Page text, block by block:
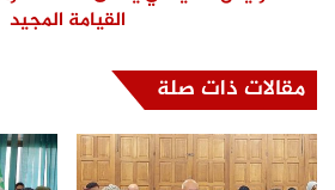
القيامة المجيد
مقالات ذات صلة